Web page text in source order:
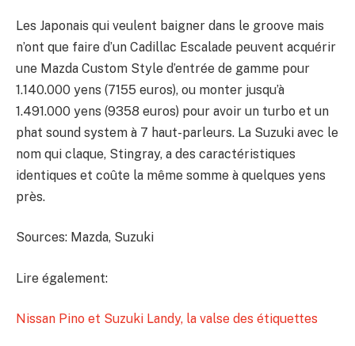
Les Japonais qui veulent baigner dans le groove mais
n’ont que faire d’un Cadillac Escalade peuvent acquérir
une Mazda Custom Style d’entrée de gamme pour
1.140.000 yens (7155 euros), ou monter jusqu’à
1.491.000 yens (9358 euros) pour avoir un turbo et un
phat sound system à 7 haut-parleurs. La Suzuki avec le
nom qui claque, Stingray, a des caractéristiques
identiques et coûte la même somme à quelques yens
près.
Sources: Mazda, Suzuki
Lire également:
Nissan Pino et Suzuki Landy, la valse des étiquettes